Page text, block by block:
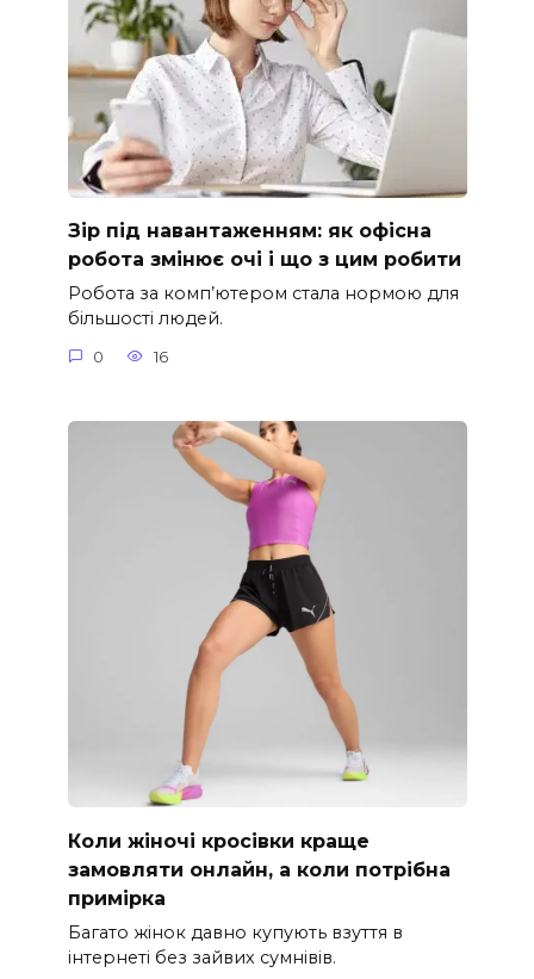
Зір під навантаженням: як офісна
робота змінює очі і що з цим робити
Робота за комп’ютером стала нормою для
більшості людей.
0 16
Коли жіночі кросівки краще
замовляти онлайн, а коли потрібна
примірка
Багато жінок давно купують взуття в
інтернеті без зайвих сумнівів.